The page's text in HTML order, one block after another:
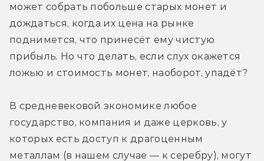
может собрать побольше старых монет и
дождаться, когда их цена на рынке
поднимется, что принесёт ему чистую
прибыль. Но что делать, если слух окажется
ложью и стоимость монет, наоборот, упадёт?
В средневековой экономике любое
государство, компания и даже церковь, у
которых есть доступ к драгоценным
металлам (в нашем случае — к серебру), могут